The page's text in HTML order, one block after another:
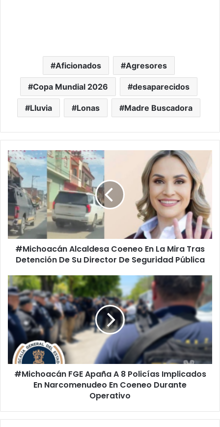
Aficionados Agresores
Copa Mundial 2026 desaparecidos
Lluvia Lonas Madre Buscadora
#Michoacán
Alcaldesa
Coeneo
En
Mira
Tras
Detención
De
Director
Seguridad
Pública
#Michoacán Alcaldesa Coeneo En La Mira Tras
Detención De Su Director De Seguridad Pública
#Michoacán
FGE
Apaña
A
8
Policías
Implicados
En
Narcomenudeo
En#Michoacán FGE Apaña A 8 Policías Implicados
En Narcomenudeo En Coeneo Durante
Operativo